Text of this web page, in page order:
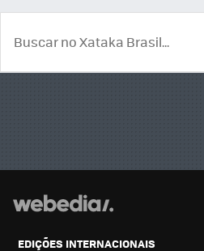
EDIÇÕES INTERNACIONAIS